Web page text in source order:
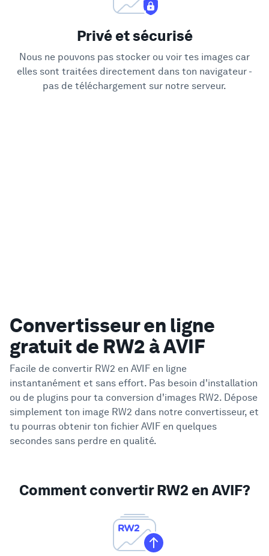
Privé et sécurisé
Nous ne pouvons pas stocker ou voir tes images car
elles sont traitées directement dans ton navigateur -
pas de téléchargement sur notre serveur.
Convertisseur en ligne
gratuit de RW2 à AVIF
Facile de convertir RW2 en AVIF en ligne
instantanément et sans effort. Pas besoin d'installation
ou de plugins pour ta conversion d'images RW2. Dépose
simplement ton image RW2 dans notre convertisseur, et
tu pourras obtenir ton fichier AVIF en quelques
secondes sans perdre en qualité.
Comment convertir RW2 en AVIF?